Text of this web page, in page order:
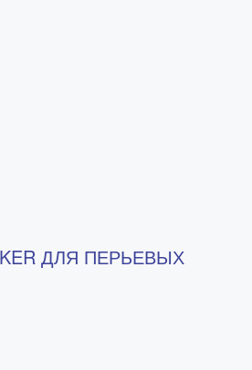
ДЛЯ ПЕРЬЕВЫХ